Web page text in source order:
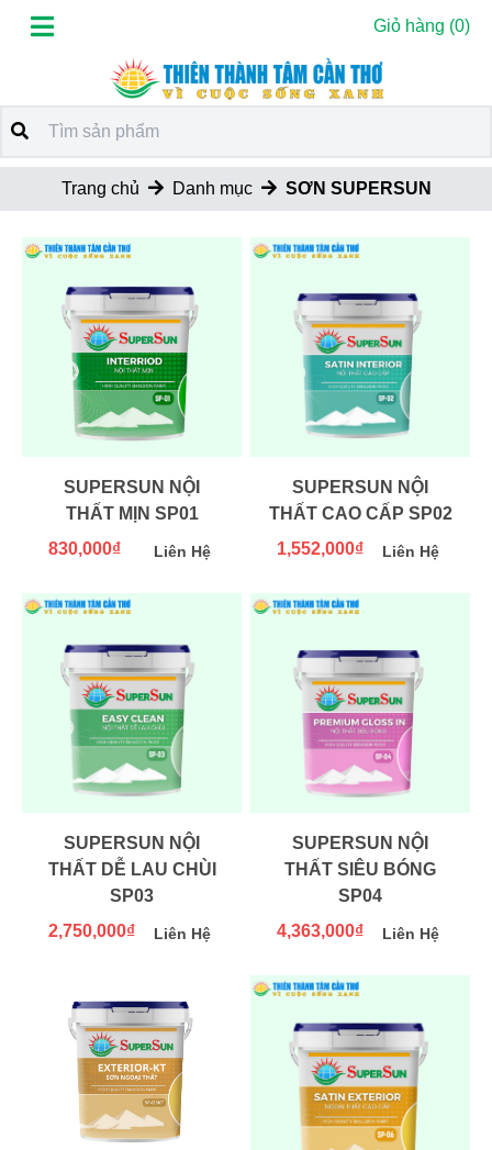
Giỏ hàng (0)
Trang chủ Danh mục SƠN SUPERSUN
SUPERSUN NỘI
THẤT MỊN SP01
830,000₫
Liên Hệ
SUPERSUN NỘI
THẤT CAO CẤP SP02
1,552,000₫
Liên Hệ
SUPERSUN NỘI
THẤT DỄ LAU CHÙI
SP03
2,750,000₫
Liên Hệ
SUPERSUN NỘI
THẤT SIÊU BÓNG
SP04
4,363,000₫
Liên Hệ